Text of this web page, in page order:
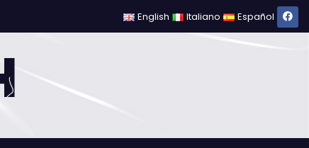
English Italiano Español